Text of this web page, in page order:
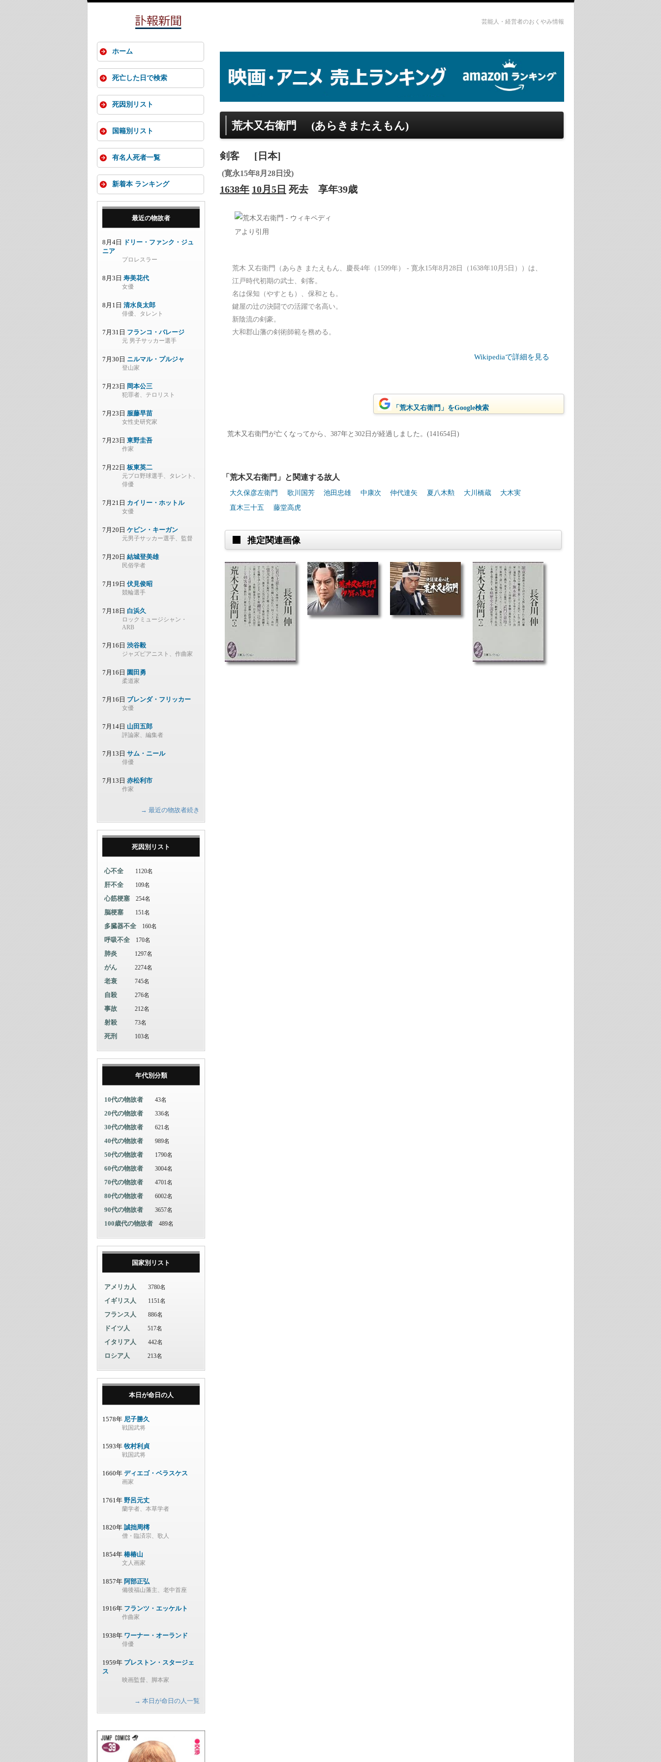
芸能人・経営者のおくやみ情報
荒木又右衛門 (あらきまたえもん)
剣客 [日本]
(寛永15年8月28日没)
1638年 10月5日 死去 享年39歳
荒木 又右衛門（あらき またえもん、慶長4年（1599年） - 寛永15年8月28日（1638年10月5日））は、
江戸時代初期の武士、剣客。
名は保知（やすとも）、保和とも。
鍵屋の辻の決闘での活躍で名高い。
新陰流の剣豪。
大和郡山藩の剣術師範を務める。
Wikipediaで詳細を見る
「荒木又右衛門」をGoogle検索
荒木又右衛門が亡くなってから、387年と302日が経過しました。(141654日)
「荒木又右衛門」と関連する故人
大久保彦左衛門 歌川国芳 池田忠雄 中康次 仲代達矢 夏八木勲 大川橋蔵
大木実
直木三十五
藤堂高虎
推定関連画像
ホーム
死亡した日で検索
死因別リスト
国籍別リスト
有名人死者一覧
新着本 ランキング
最近の物故者
8月4日
ドリー・ファンク・ジュ
ニア
プロレスラー
8月3日 寿美花代
女優
8月1日 清水良太郎
俳優、タレント
7月31日 フランコ・バレージ
元 男子サッカー選手
7月30日 ニルマル・プルジャ
登山家
7月23日 岡本公三
犯罪者、テロリスト
7月23日 服藤早苗
女性史研究家
7月23日 東野圭吾
作家
7月22日 板東英二
元プロ野球選手、タレント、
俳優
7月21日 カイリー・ホットル
女優
7月20日 ケビン・キーガン
元男子サッカー選手、監督
7月20日 結城登美雄
民俗学者
7月19日 伏見俊昭
競輪選手
7月18日 白浜久
ロックミュージシャン・
ARB
7月16日 渋谷毅
ジャズピアニスト、作曲家
7月16日 園田勇
柔道家
7月16日 ブレンダ・フリッカー
女優
7月14日 山田五郎
評論家、編集者
7月13日 サム・ニール
俳優
7月13日 赤松利市
作家
→ 最近の物故者続き
死因別リスト
心不全 1120名
肝不全 109名
心筋梗塞 254名
脳梗塞 151名
多臓器不全 160名
呼吸不全 170名
肺炎 1297名
がん 2274名
老衰 745名
自殺 276名
事故 212名
射殺 73名
死刑 103名
年代別分類
10代の物故者 43名
20代の物故者 336名
30代の物故者 621名
40代の物故者 989名
50代の物故者 1790名
60代の物故者 3004名
70代の物故者 4701名
80代の物故者 6002名
90代の物故者 3657名
100歳代の物故者 489名
国家別リスト
アメリカ人 3780名
イギリス人 1151名
フランス人 886名
ドイツ人 517名
イタリア人 442名
ロシア人 213名
本日が命日の人
1578年 尼子勝久
戦国武将
1593年 牧村利貞
戦国武将
1660年 ディエゴ・ベラスケス
画家
1761年 野呂元丈
蘭学者、本草学者
1820年 誠拙周樗
僧・臨済宗、歌人
1854年 椿椿山
文人画家
1857年 阿部正弘
備後福山藩主、老中首座
1916年 フランツ・エッケルト
作曲家
1938年 ワーナー・オーランド
俳優
1959年 プレストン・スタージェ
ス
映画監督、脚本家
→ 本日が命日の人一覧